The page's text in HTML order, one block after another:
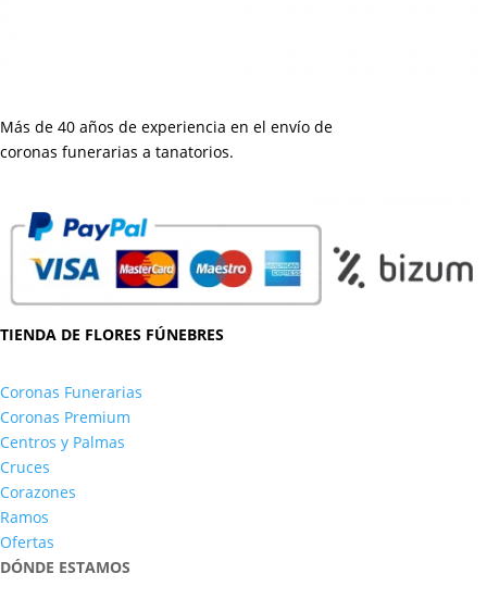
Más de 40 años de experiencia en el envío de
coronas funerarias a tanatorios.
TIENDA DE FLORES FÚNEBRES
Coronas Funerarias
Coronas Premium
Centros y Palmas
Cruces
Corazones
Ramos
Ofertas
DÓNDE ESTAMOS